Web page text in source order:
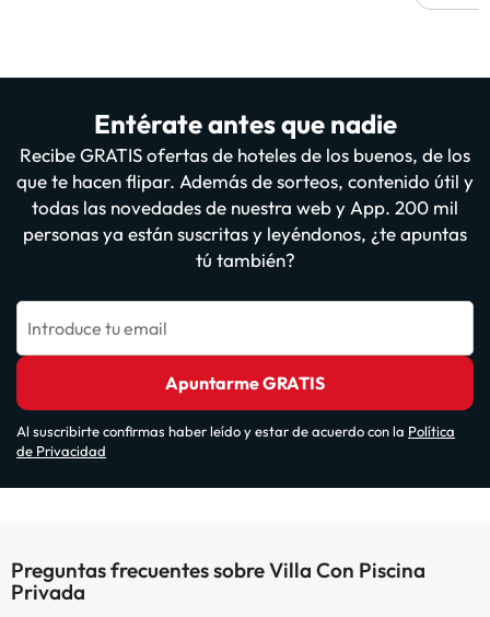
Entérate antes que nadie
Recibe GRATIS ofertas de hoteles de los buenos, de los
que te hacen flipar. Además de sorteos, contenido útil y
todas las novedades de nuestra web y App. 200 mil
personas ya están suscritas y leyéndonos, ¿te apuntas
tú también?
Introduce tu email
Apuntarme GRATIS
Al suscribirte confirmas haber leído y estar de acuerdo con la Política
de Privacidad
Preguntas frecuentes sobre Villa Con Piscina
Privada